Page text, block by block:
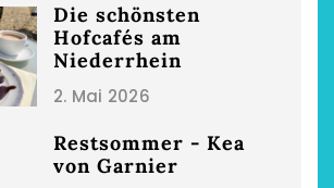
Die schönsten
Hofcafés am
Niederrhein
2. Mai 2026
Restsommer - Kea
von Garnier